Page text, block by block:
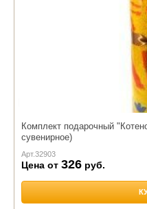
Комплект подарочный
сувенирное)
Арт.32903
Цена от 326 руб.